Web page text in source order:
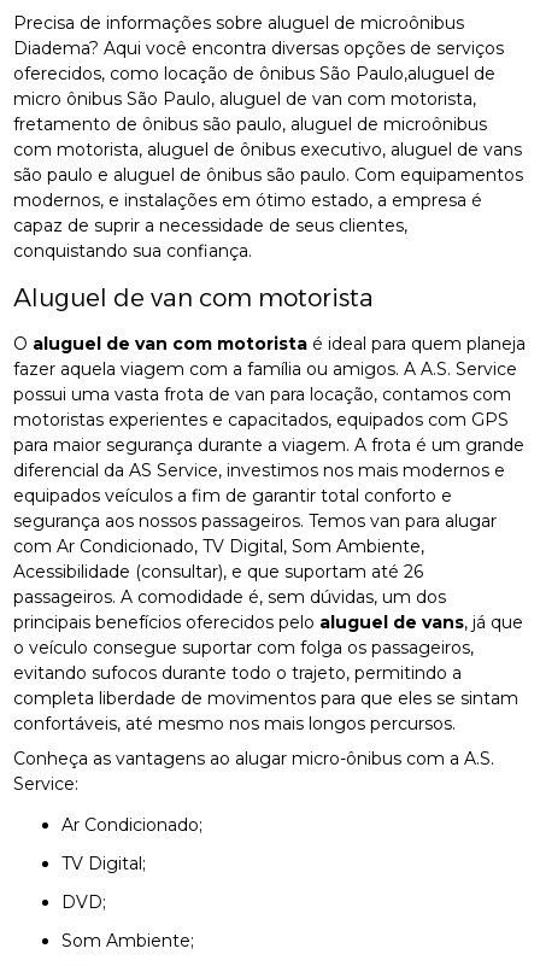
Precisa de informações sobre aluguel de microônibus
Diadema? Aqui você encontra diversas opções de serviços
oferecidos, como locação de ônibus São Paulo,aluguel de
micro ônibus São Paulo, aluguel de van com motorista,
fretamento de ônibus são paulo, aluguel de microônibus
com motorista, aluguel de ônibus executivo, aluguel de vans
são paulo e aluguel de ônibus são paulo. Com equipamentos
modernos, e instalações em ótimo estado, a empresa é
capaz de suprir a necessidade de seus clientes,
conquistando sua confiança.
Aluguel de van com motorista
O aluguel de van com motorista é ideal para quem planeja
fazer aquela viagem com a família ou amigos. A A.S. Service
possui uma vasta frota de van para locação, contamos com
motoristas experientes e capacitados, equipados com GPS
para maior segurança durante a viagem. A frota é um grande
diferencial da AS Service, investimos nos mais modernos e
equipados veículos a fim de garantir total conforto e
segurança aos nossos passageiros. Temos van para alugar
com Ar Condicionado, TV Digital, Som Ambiente,
Acessibilidade (consultar), e que suportam até 26
passageiros. A comodidade é, sem dúvidas, um dos
principais benefícios oferecidos pelo aluguel de vans, já que
o veículo consegue suportar com folga os passageiros,
evitando sufocos durante todo o trajeto, permitindo a
completa liberdade de movimentos para que eles se sintam
confortáveis, até mesmo nos mais longos percursos.
Conheça as vantagens ao alugar micro-ônibus com a A.S.
Service:
Ar Condicionado;
TV Digital;
DVD;
Som Ambiente;